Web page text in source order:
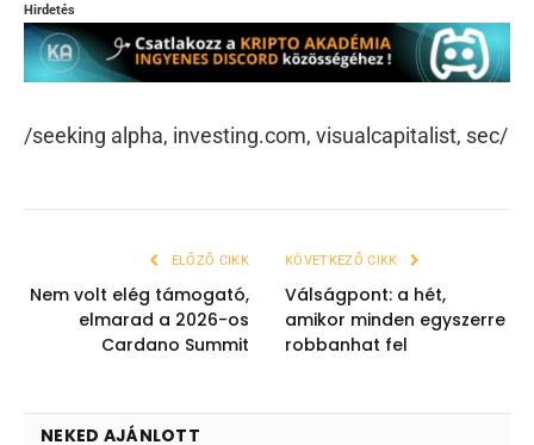
Hirdetés
/seeking alpha, investing.com, visualcapitalist, sec/
ELŐZŐ CIKK
Nem volt elég támogató,
elmarad a 2026-os
Cardano Summit
KÖVETKEZŐ CIKK
Válságpont: a hét,
amikor minden egyszerre
robbanhat fel
NEKED AJÁNLOTT